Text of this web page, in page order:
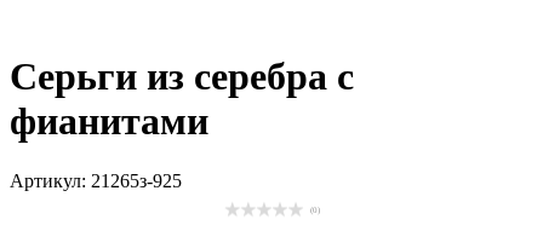
Серьги из серебра с
фианитами
Артикул: 21265з-925
(0)